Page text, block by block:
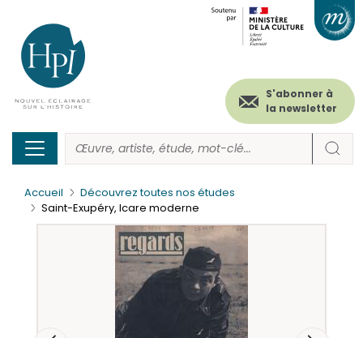
contenu
principal
Menu
secondaire
(header)
S'abonner à
la newsletter
Accueil
Découvrez toutes nos études
Saint-Exupéry, Icare moderne